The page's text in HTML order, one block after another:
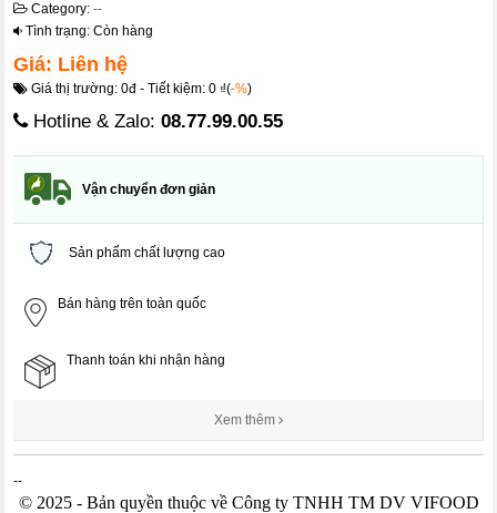
Category:--
Tình trạng: Còn hàng
Giá: Liên hệ
Giá thị trường: 0đ - Tiết kiệm: 0 ₫(-%)
Hotline & Zalo:08.77.99.00.55
Vận chuyển đơn giản
Sản phẩm chất lượng cao
Bán hàng trên toàn quốc
Thanh toán khi nhận hàng
Xem thêm
--
© 2025 - Bản quyền thuộc về Công ty TNHH TM DV VIFOOD